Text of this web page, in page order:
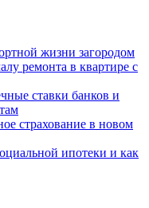
жизни загородом
ремонта в квартире с
ставки банков и
страхование в новом
ипотеки и как